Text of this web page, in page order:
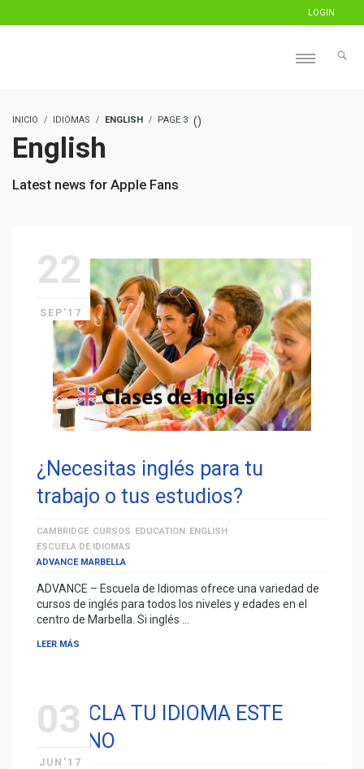
LOGIN
INICIO IDIOMAS ENGLISH (
PAGE 3 )
English
Latest news for Apple Fans
22
SEP'17
¿Necesitas inglés para tu
trabajo o tus estudios?
CAMBRIDGE CURSOS EDUCATION ENGLISH
ESCUELA DE IDIOMAS
ADVANCE MARBELLA
ADVANCE – Escuela de Idiomas ofrece una variedad de
cursos de inglés para todos los niveles y edades en el
centro de Marbella. Si inglés …
LEER MÁS
03
JUN'17
RECICLA TU IDIOMA ESTE
VERANO